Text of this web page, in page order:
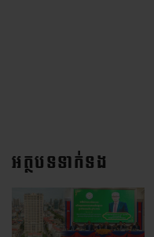
អត្ថបទទាក់ទង